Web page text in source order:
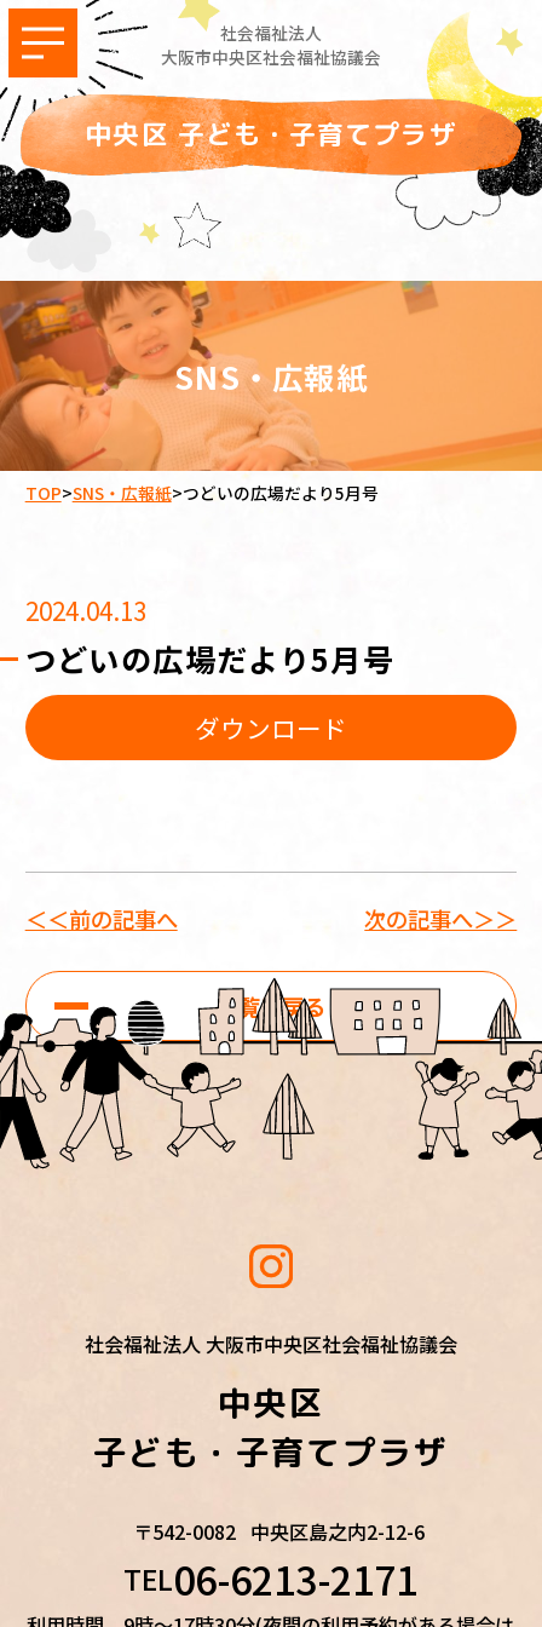
社会福祉法人
大阪市中央区社会福祉協議会
中央区 子ども・子育てプラザ
SNS・広報紙
TOP>SNS・広報紙>つどいの広場だより5月号
2024.04.13
つどいの広場だより5月号
ダウンロード
＜＜前の記事へ
一覧に戻る
次の記事へ＞＞
社会福祉法人 大阪市中央区社会福祉協議会
中央区
子ども・子育てプラザ
〒542-0082 中央区島之内2-12-6
TEL06-6213-2171